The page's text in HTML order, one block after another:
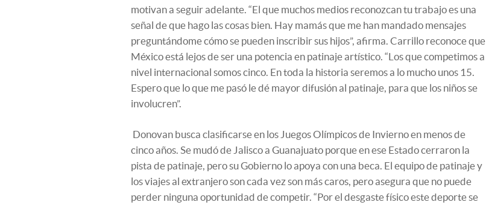
motivan a seguir adelante. “El que muchos medios reconozcan tu trabajo es una
señal de que hago las cosas bien. Hay mamás que me han mandado mensajes
preguntándome cómo se pueden inscribir sus hijos”, afirma. Carrillo reconoce que
México está lejos de ser una potencia en patinaje artístico. “Los que competimos a
nivel internacional somos cinco. En toda la historia seremos a lo mucho unos 15.
Espero que lo que me pasó le dé mayor difusión al patinaje, para que los niños se
involucren”.
Donovan busca clasificarse en los Juegos Olímpicos de Invierno en menos de
cinco años. Se mudó de Jalisco a Guanajuato porque en ese Estado cerraron la
pista de patinaje, pero su Gobierno lo apoya con una beca. El equipo de patinaje y
los viajes al extranjero son cada vez son más caros, pero asegura que no puede
perder ninguna oportunidad de competir. “Por el desgaste físico este deporte se